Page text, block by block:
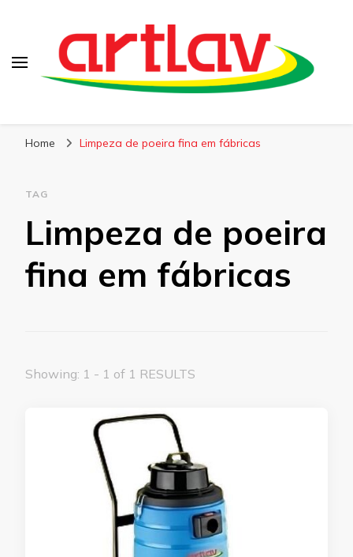
Home Limpeza de poeira fina em fábricas
TAG
Limpeza de poeira
fina em fábricas
Showing: 1 - 1 of 1 RESULTS